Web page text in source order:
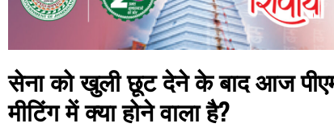
सेना को खुली छूट देने के बाद आज
मीटिंग में क्या होने वाला है?